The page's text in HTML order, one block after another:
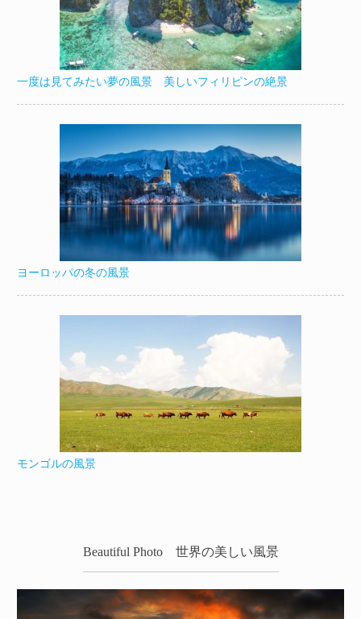
一度は見てみたい夢の風景 美しいフィリピンの絶景
ヨーロッパの冬の風景
モンゴルの風景
Beautiful Photo 世界の美しい風景